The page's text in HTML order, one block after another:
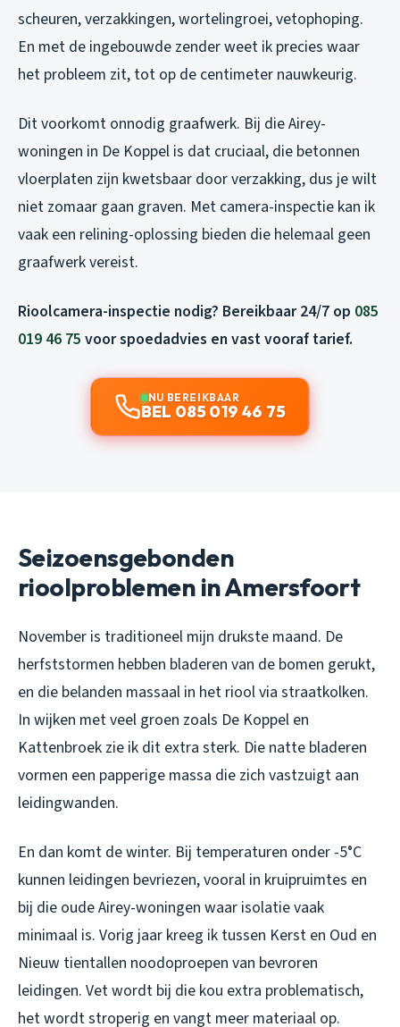
scheuren, verzakkingen, wortelingroei, vetophoping.
En met de ingebouwde zender weet ik precies waar
het probleem zit, tot op de centimeter nauwkeurig.
Dit voorkomt onnodig graafwerk. Bij die Airey-
woningen in De Koppel is dat cruciaal, die betonnen
vloerplaten zijn kwetsbaar door verzakking, dus je wilt
niet zomaar gaan graven. Met camera-inspectie kan ik
vaak een relining-oplossing bieden die helemaal geen
graafwerk vereist.
Rioolcamera-inspectie nodig? Bereikbaar 24/7 op 085
019 46 75 voor spoedadvies en vast vooraf tarief.
NU BEREIKBAAR
BEL 085 019 46 75
Seizoensgebonden
rioolproblemen in Amersfoort
November is traditioneel mijn drukste maand. De
herfststormen hebben bladeren van de bomen gerukt,
en die belanden massaal in het riool via straatkolken.
In wijken met veel groen zoals De Koppel en
Kattenbroek zie ik dit extra sterk. Die natte bladeren
vormen een papperige massa die zich vastzuigt aan
leidingwanden.
En dan komt de winter. Bij temperaturen onder -5°C
kunnen leidingen bevriezen, vooral in kruipruimtes en
bij die oude Airey-woningen waar isolatie vaak
minimaal is. Vorig jaar kreeg ik tussen Kerst en Oud en
Nieuw tientallen noodoproepen van bevroren
leidingen. Vet wordt bij die kou extra problematisch,
het wordt stroperig en vangt meer materiaal op.